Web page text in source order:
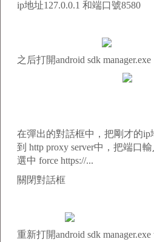
ip地址127.0.0.1 和端口號8580
之后打開android sdk
在彈出的對話框中，把剛才的ip
到 http proxy server中，把端口輸
選中 force https://...
關閉對話框
重新打開android sdk